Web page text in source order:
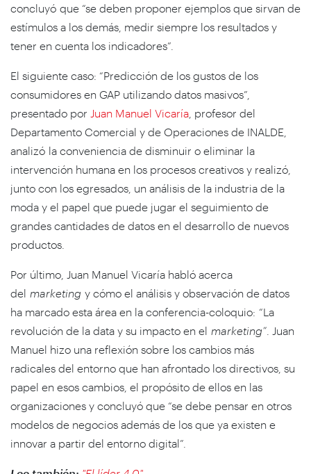
concluyó que “se deben proponer ejemplos que sirvan de
estímulos a los demás, medir siempre los resultados y
tener en cuenta los indicadores”.
El siguiente caso: “Predicción de los gustos de los
consumidores en GAP utilizando datos masivos”,
presentado por Juan Manuel Vicaría , profesor del
Departamento Comercial y de Operaciones de INALDE,
analizó la conveniencia de disminuir o eliminar la
intervención humana en los procesos creativos y realizó,
junto con los egresados, un análisis de la industria de la
moda y el papel que puede jugar el seguimiento de
grandes cantidades de datos en el desarrollo de nuevos
productos.
Por último, Juan Manuel Vicaría habló acerca
del marketing y cómo el análisis y observación de datos
ha marcado esta área en la conferencia-coloquio: “La
revolución de la data y su impacto en el marketing” . Juan
Manuel hizo una reflexión sobre los cambios más
radicales del entorno que han afrontado los directivos, su
papel en esos cambios, el propósito de ellos en las
organizaciones y concluyó que “se debe pensar en otros
modelos de negocios además de los que ya existen e
innovar a partir del entorno digital”.